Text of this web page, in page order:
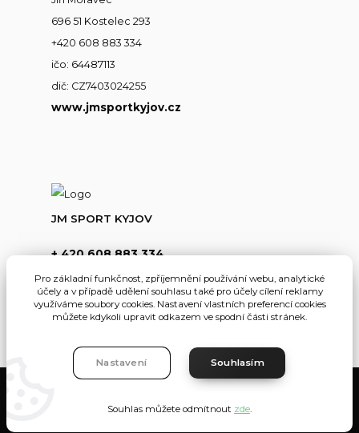
696 51 Kostelec 293
+420 608 883 334
ičo: 64487113
dič: CZ7403024255
www.jmsportkyjov.cz
JM SPORT KYJOV
+ 420 608 883 334
info@jmsportkyjov.cz
Eshop-rychle.cz
Pro základní funkčnost, zpříjemnění používání webu, analytické
účely a v případě udělení souhlasu také pro účely cílení reklamy
využíváme soubory cookies. Nastavení vlastních preferencí cookies
můžete kdykoli upravit odkazem ve spodní části stránek.
Nastavení Souhlasím
Souhlas můžete odmítnout zde.